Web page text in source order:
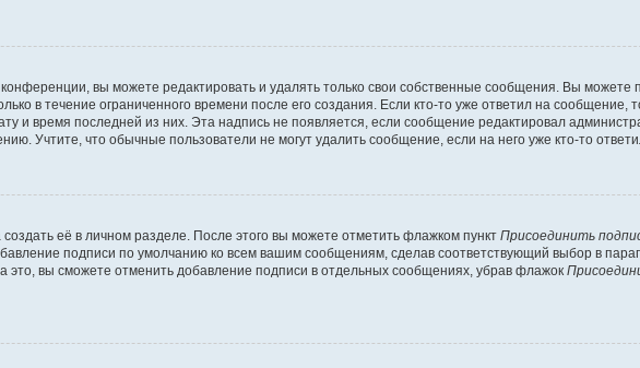
вы можете редактировать и удалять только свои собственные сообщения. Вы можете
в течение ограниченного времени после его создания. Если кто-то уже ответил на сообщение,
и время последней из них. Эта надпись не появляется, если сообщение редактировал
Учтите, что обычные пользователи не могут удалить сообщение, если на него уже кто-то
её в личном разделе. После этого вы можете отметить флажком пункт Присоединить
подписи по умолчанию ко всем вашим сообщениям, сделав соответствующий выбор в
это, вы сможете отменить добавление подписи в отдельных сообщениях, убрав флажок